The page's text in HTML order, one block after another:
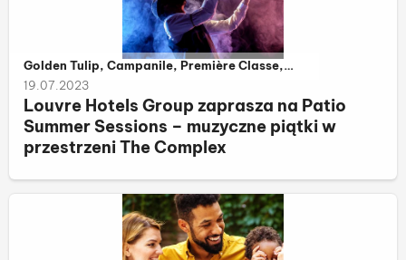
Należy do kategorii:
Golden Tulip, Campanile, Première Classe,
The Complex, Louvre Hotels Group
19.07.2023
Louvre Hotels Group zaprasza na Patio
Summer Sessions – muzyczne piątki w
przestrzeni The Complex